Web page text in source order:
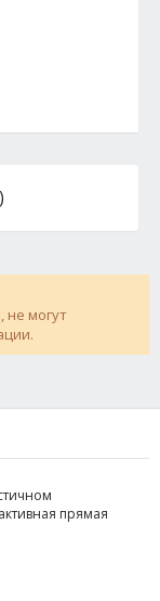
, не могут
прямая